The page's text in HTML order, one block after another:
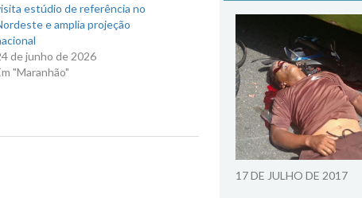
estúdio de referência no
e amplia projeção
de junho de 2026
"Maranhão"
17 DE JULHO DE 2017